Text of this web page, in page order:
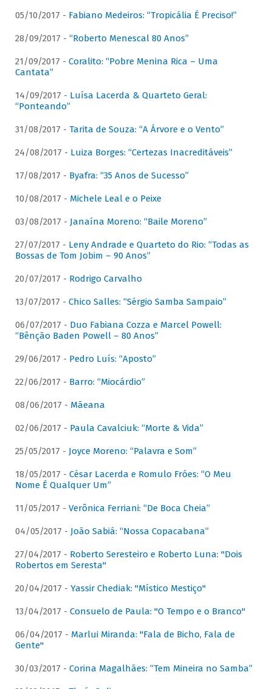
05/10/2017 - Fabiano Medeiros: “Tropicália É Preciso!”
28/09/2017 - “Roberto Menescal 80 Anos”
21/09/2017 - Coralito: “Pobre Menina Rica – Uma
Cantata”
14/09/2017 - Luísa Lacerda & Quarteto Geral:
“Ponteando”
31/08/2017 - Tarita de Souza: “A Árvore e o Vento”
24/08/2017 - Luiza Borges: “Certezas Inacreditáveis”
17/08/2017 - Byafra: “35 Anos de Sucesso”
10/08/2017 - Michele Leal e o Peixe
03/08/2017 - Janaína Moreno: “Baile Moreno”
27/07/2017 - Leny Andrade e Quarteto do Rio: “Todas as
Bossas de Tom Jobim – 90 Anos”
20/07/2017 - Rodrigo Carvalho
13/07/2017 - Chico Salles: “Sérgio Samba Sampaio”
06/07/2017 - Duo Fabiana Cozza e Marcel Powell:
“Bênção Baden Powell – 80 Anos”
29/06/2017 - Pedro Luís: “Aposto”
22/06/2017 - Barro: “Miocárdio”
08/06/2017 - Mãeana
02/06/2017 - Paula Cavalciuk: “Morte & Vida”
25/05/2017 - Joyce Moreno: “Palavra e Som”
18/05/2017 - César Lacerda e Romulo Fróes: “O Meu
Nome É Qualquer Um”
11/05/2017 - Verônica Ferriani: “De Boca Cheia”
04/05/2017 - João Sabiá: “Nossa Copacabana”
27/04/2017 - Roberto Seresteiro e Roberto Luna: "Dois
Robertos em Seresta"
20/04/2017 - Yassir Chediak: "Místico Mestiço"
13/04/2017 - Consuelo de Paula: "O Tempo e o Branco"
06/04/2017 - Marlui Miranda: "Fala de Bicho, Fala de
Gente"
30/03/2017 - Corina Magalhães: “Tem Mineira no Samba”